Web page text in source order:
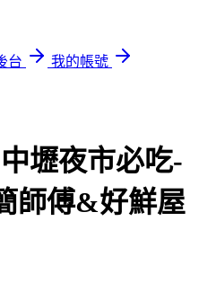
台
我的帳號
壢夜市必吃-
師傅&好鮮屋